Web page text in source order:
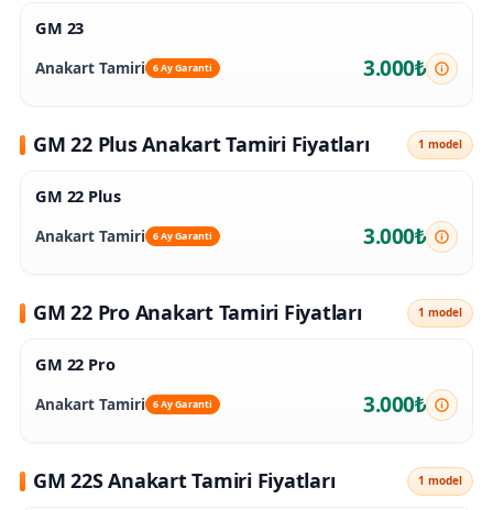
GM 23
Anakart Tamiri 6 Ay Garanti 3.000₺
GM 22 Plus Anakart Tamiri Fiyatları 1 model
GM 22 Plus
Anakart Tamiri 6 Ay Garanti 3.000₺
GM 22 Pro Anakart Tamiri Fiyatları 1 model
GM 22 Pro
Anakart Tamiri 6 Ay Garanti 3.000₺
GM 22S Anakart Tamiri Fiyatları 1 model